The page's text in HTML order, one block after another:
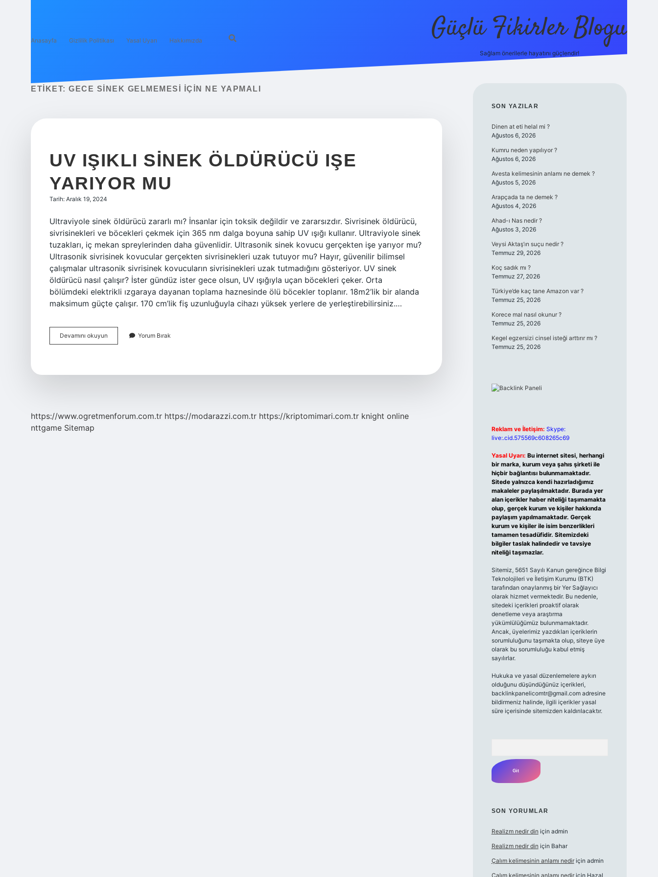
Anasayfa Gizlilik Politikası Yasal Uyarı Hakkımızda Güçlü Fikirler Blogu
Sağlam önerilerle hayatını güçlendir!
ETIKET: GECE SINEK GELMEMESI IÇIN NE YAPMALI
UV IŞIKLI SINEK ÖLDÜRÜCÜ IŞE
YARIYOR MU
Tarih: Aralık 19, 2024
Ultraviyole sinek öldürücü zararlı mı? İnsanlar için toksik değildir ve zararsızdır. Sivrisinek öldürücü,
sivrisinekleri ve böcekleri çekmek için 365 nm dalga boyuna sahip UV ışığı kullanır. Ultraviyole sinek
tuzakları, iç mekan spreylerinden daha güvenlidir. Ultrasonik sinek kovucu gerçekten işe yarıyor mu?
Ultrasonik sivrisinek kovucular gerçekten sivrisinekleri uzak tutuyor mu? Hayır, güvenilir bilimsel
çalışmalar ultrasonik sivrisinek kovucuların sivrisinekleri uzak tutmadığını gösteriyor. UV sinek
öldürücü nasıl çalışır? İster gündüz ister gece olsun, UV ışığıyla uçan böcekleri çeker. Orta
bölümdeki elektrikli ızgaraya dayanan toplama haznesinde ölü böcekler toplanır. 18m2’lik bir alanda
maksimum güçte çalışır. 170 cm’lik fiş uzunluğuyla cihazı yüksek yerlere de yerleştirebilirsiniz.…
Devamını okuyun
Işıklı
Yorum Bırak
https://www.ogretmenforum.com.tr https://modarazzi.com.tr https://kriptomimari.com.tr knight online
nttgame Sitemap
SIDEBAR
SON YAZILAR
Dinen at eti helal mi ?
Ağustos 6, 2026
Kumru neden yapılıyor ?
Ağustos 6, 2026
Avesta kelimesinin anlamı ne demek ?
Ağustos 5, 2026
Arapçada ta ne demek ?
Ağustos 4, 2026
Ahad-ı Nas nedir ?
Ağustos 3, 2026
Veysi Aktaş’ın suçu nedir ?
Temmuz 29, 2026
Koç sadık mı ?
Temmuz 27, 2026
Türkiye’de kaç tane Amazon var ?
Temmuz 25, 2026
Korece mal nasıl okunur ?
Temmuz 25, 2026
Kegel egzersizi cinsel isteği arttırır mı ?
Temmuz 25, 2026
Reklam ve İletişim: Skype:
live:.cid.575569c608265c69
Yasal Uyarı: Bu internet sitesi, herhangi
bir marka, kurum veya şahıs şirketi ile
hiçbir bağlantısı bulunmamaktadır.
Sitede yalnızca kendi hazırladığımız
makaleler paylaşılmaktadır. Burada yer
alan içerikler haber niteliği taşımamakta
olup, gerçek kurum ve kişiler hakkında
paylaşım yapılmamaktadır. Gerçek
kurum ve kişiler ile isim benzerlikleri
tamamen tesadüfidir. Sitemizdeki
bilgiler taslak halindedir ve tavsiye
niteliği taşımazlar.
Sitemiz, 5651 Sayılı Kanun gereğince Bilgi
Teknolojileri ve İletişim Kurumu (BTK)
tarafından onaylanmış bir Yer Sağlayıcı
olarak hizmet vermektedir. Bu nedenle,
sitedeki içerikleri proaktif olarak
denetleme veya araştırma
yükümlülüğümüz bulunmamaktadır.
Ancak, üyelerimiz yazdıkları içeriklerin
sorumluluğunu taşımakta olup, siteye üye
olarak bu sorumluluğu kabul etmiş
sayılırlar.
Hukuka ve yasal düzenlemelere aykırı
olduğunu düşündüğünüz içerikleri,
backlinkpanelicomtr@gmail.comadresine
bildirmeniz halinde, ilgili içerikler yasal
süre içerisinde sitemizden kaldırılacaktır.
SON YORUMLAR
Realizm nedir din için admin
Realizm nedir din için Bahar
Çalım kelimesinin anlamı nediriçin admin
Çalım kelimesinin anlamı nediriçin Hazal